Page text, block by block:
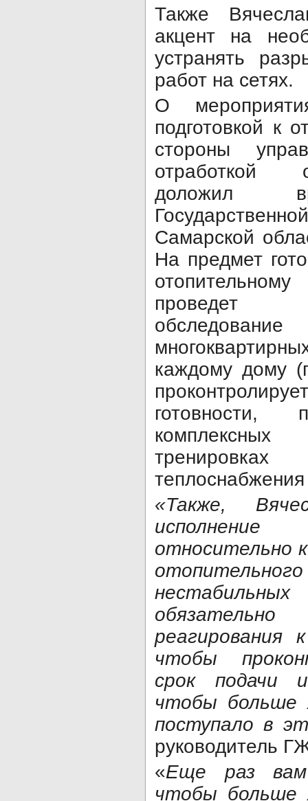
Также
акцент на
устранять
работ на сетях.
О
подготовкой к
стороны
отработкой
доложил
Самарской
На предмет
проведет
каждому дому
«Также,
исполнение
относительно
реагирования
чтобы
срок подачи
чтобы больше
поступало в
руководитель
«Еще раз
чтобы больше